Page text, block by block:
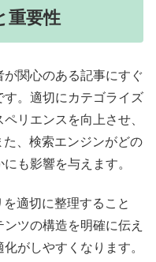
重要性
関心のある記事にすぐ
。適切にカテゴライズ
リエンスを向上させ、
、検索エンジンがどの
も影響を与えます。
適切に整理すること
ツの構造を明確に伝え
がしやすくなります。